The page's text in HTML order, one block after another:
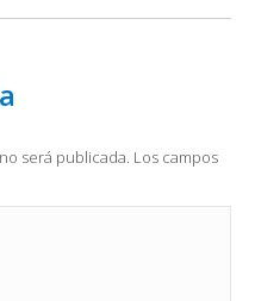
será publicada. Los campos